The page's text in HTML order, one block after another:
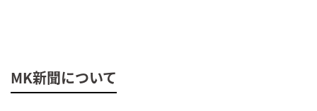
MK新聞について